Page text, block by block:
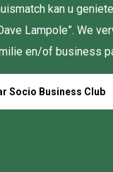
kan u
Lampole”. We
en/of business
Socio Business Club